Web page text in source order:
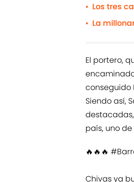
• Los tres
• La
El portero,
conseguido
Siendo así,
país, uno
🔥🔥🔥
Chivas ya